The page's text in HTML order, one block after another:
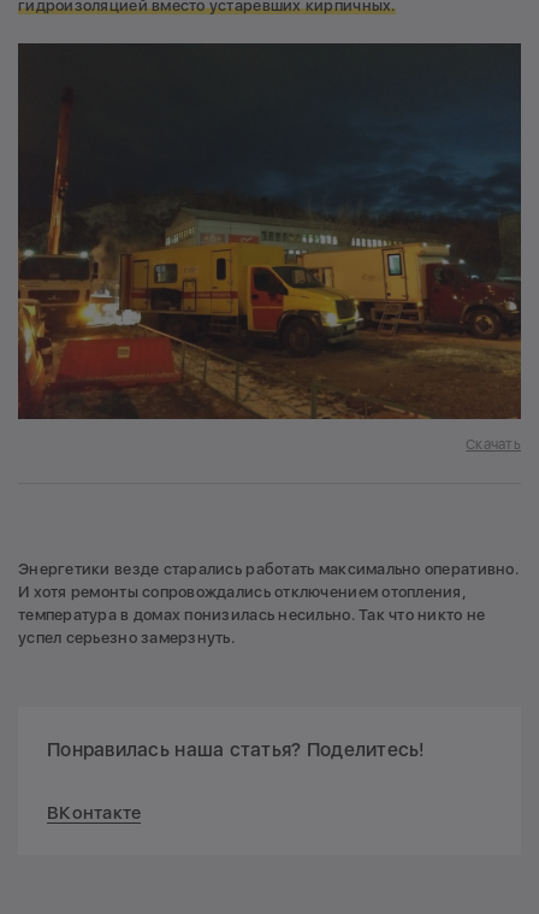
гидроизоляцией вместо устаревших кирпичных.
Скачать
Энергетики везде старались работать максимально оперативно.
И хотя ремонты сопровождались отключением отопления,
температура в домах понизилась несильно. Так что никто не
успел серьезно замерзнуть.
Понравилась наша статья? Поделитесь!
ВКонтакте